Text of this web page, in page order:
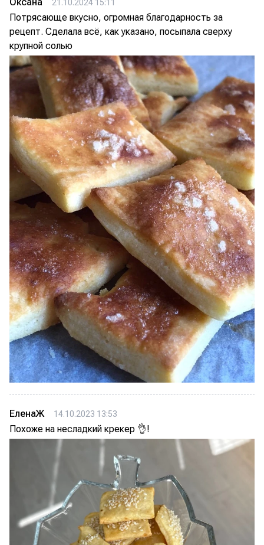
21.10.2024 15:11
Потрясающе вкусно, огромная благодарность за
рецепт. Сделала всё, как указано, посыпала сверху
крупной солью
ЕленаЖ 14.10.2023 13:53
Похоже на несладкий крекер 👌!